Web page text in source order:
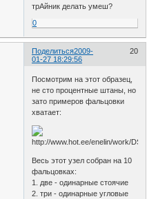
трАйник делать умеш?
0
Поделиться 20
2009-
01-27 18:29:56
Посмотрим на этот образец,
не сто процентные штаны, но
зато примеров фальцовки
хватает:
Весь этот узел собран на 10
фальцовках:
1. две - одинарные стоячие
2. три - одинарные угловые